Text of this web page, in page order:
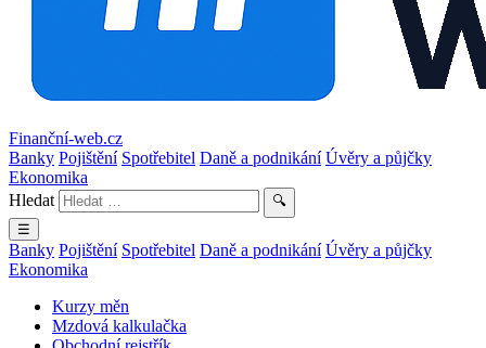
Finanční-web.cz
Banky Pojištění Spotřebitel Daně a podnikání Úvěry a půjčky
Ekonomika
Hledat
🔍
☰
Banky Pojištění Spotřebitel Daně a podnikání Úvěry a půjčky
Ekonomika
Kurzy měn
Mzdová kalkulačka